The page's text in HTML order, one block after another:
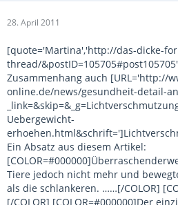
28. April 2011
[quote='Martina','http://das-dicke-
thread/
Zusammenhang auch [URL='http://
online.de/news/gesundheit-detail-
Uebergewicht-
Ein Absatz aus diesem Artikel:
Tiere jedoch nicht mehr und
als die schlankeren. ……[/COLOR]
[/COLOR] [COLOR=#000000]Der